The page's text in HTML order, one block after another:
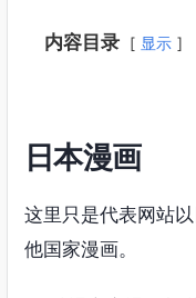
内容目录 显示
日本漫画
这里只是代表网站
他国家漫画。